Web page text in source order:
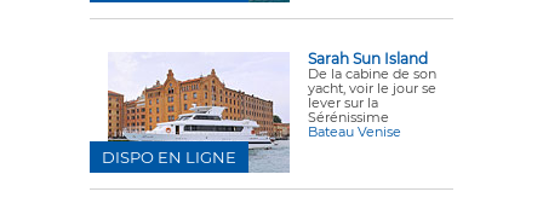
Sarah Sun Island
De la cabine de son
yacht, voir le jour se
lever sur la
Sérénissime
Bateau Venise
DISPO EN LIGNE